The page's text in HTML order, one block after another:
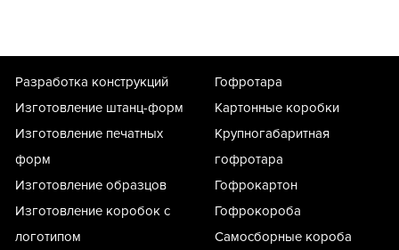
Разработка конструкций
Изготовление штанц-форм
Изготовление печатных
форм
Изготовление образцов
Изготовление коробок с
логотипом
Гофротара
Картонные коробки
Крупногабаритная
гофротара
Гофрокартон
Гофрокороба
Самосборные короба